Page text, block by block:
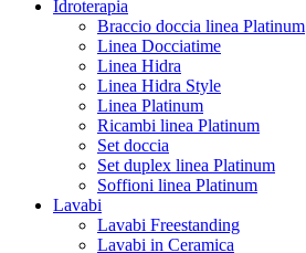
Idroterapia
Braccio doccia linea Platinum
Linea Docciatime
Linea Hidra
Linea Hidra Style
Linea Platinum
Ricambi linea Platinum
Set doccia
Set duplex linea Platinum
Soffioni linea Platinum
Lavabi
Lavabi Freestanding
Lavabi in Ceramica